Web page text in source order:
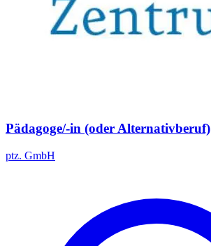
Pädagoge/-in (oder Alternativberuf)
ptz. GmbH